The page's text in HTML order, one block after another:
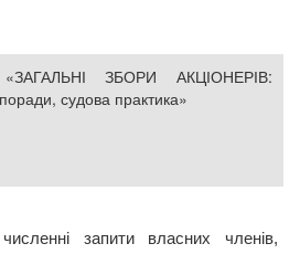
ЗБОРИ АКЦІОНЕРІВ:
судова практика»
запити власних членів,